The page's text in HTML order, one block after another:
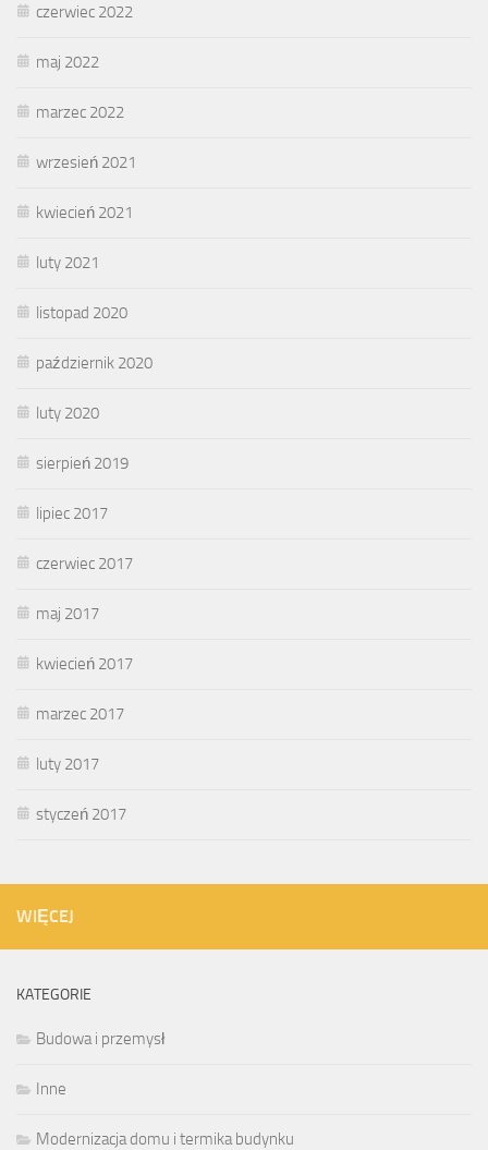
czerwiec 2022
maj 2022
marzec 2022
wrzesień 2021
kwiecień 2021
luty 2021
listopad 2020
październik 2020
luty 2020
sierpień 2019
lipiec 2017
czerwiec 2017
maj 2017
kwiecień 2017
marzec 2017
luty 2017
styczeń 2017
WIĘCEJ
KATEGORIE
Budowa i przemysł
Inne
Modernizacja domu i termika budynku